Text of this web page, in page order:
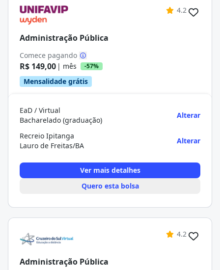
4.2
Administração Pública
Comece pagando
R$ 149,00 | mês -57%
Mensalidade grátis
EaD / Virtual
Bacharelado (graduação)
Alterar
Recreio Ipitanga
Lauro de Freitas/BA
Alterar
Ver mais detalhes
Quero esta bolsa
4.2
Administração Pública